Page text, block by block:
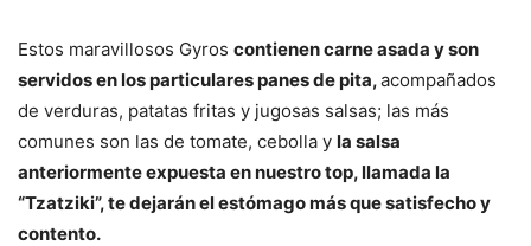
Estos maravillosos Gyros contienen carne asada y son
servidos en los particulares panes de pita,acompañados
de verduras, patatas fritas y jugosas salsas; las más
comunes son las de tomate, cebolla y la salsa
anteriormente expuesta en nuestro top, llamada la
“Tzatziki”, te dejarán el estómago más que satisfecho y
contento.